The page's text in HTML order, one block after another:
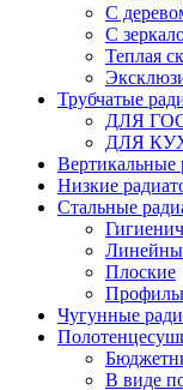
С
С
Теплая
Трубчатые
ДЛЯ
ДЛЯ
Вертикальные
Низкие
Стальные
Плоские
Чугунные
В виде